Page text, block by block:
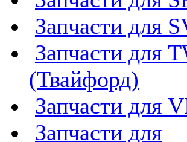
Запчасти для
Запчасти для
(Твайфорд)
Запчасти для
Запчасти для